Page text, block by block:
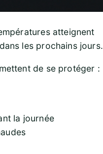
atteignent
les prochains jours.
de se protéger :
la journée